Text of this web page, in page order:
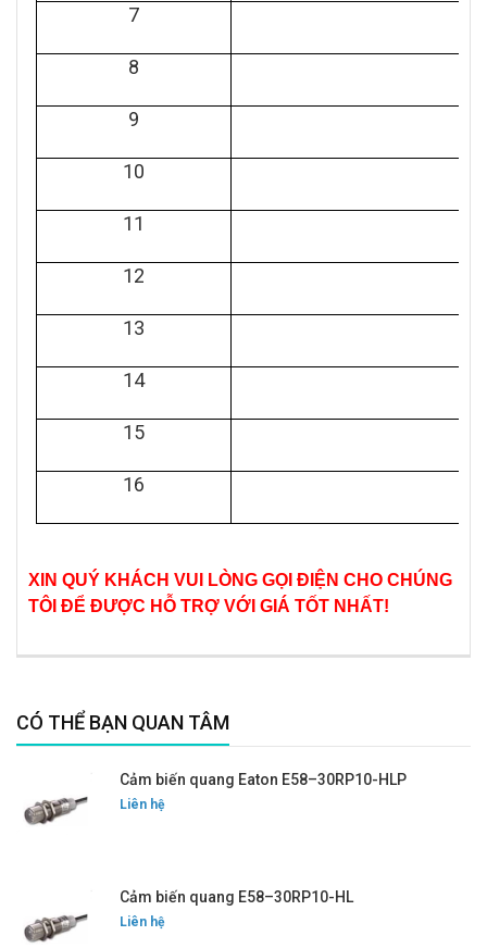
7
8
9
10
11
12
13
14
15
16
XIN QUÝ KHÁCH VUI LÒNG GỌI ĐIỆN CHO CHÚNG
TÔI ĐỂ ĐƯỢC HỖ TRỢ VỚI GIÁ TỐT NHẤT!
CÓ THỂ BẠN QUAN TÂM
Cảm biến quang Eaton E58–30RP10-HLP
Liên hệ
Cảm biến quang E58–30RP10-HL
Liên hệ